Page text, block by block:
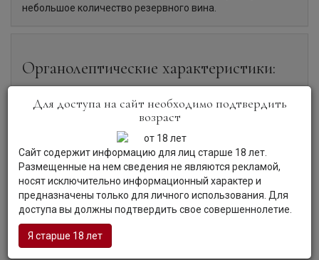
небольшое количество резервного вина.
Органолептические характеристики:
Цвет:У шампанского блестящий желтовато-лимонный
Аромат проявляется смесью приятных
отголосков апельсинового масла, зеленого яблока,
орехов, цветущего весеннего сада.
Вкус:Вкус с выразительными, свежими полутонами
кожуры цитрусовых, мякоти кисло-сладких фруктов,
розы, мокрого камня.
изысканными закусками (икрой, рыбными деликатесами,
морепродуктами).
Для доступа на сайт необходимо подтвердить
возраст
Сайт содержит информацию для лиц старше 18 лет.
Размещенные на нем сведения не являются рекламой,
носят исключительно информационный характер и
предназначены только для личного использования. Для
доступа вы должны подтвердить свое совершеннолетие.
Я старше 18 лет